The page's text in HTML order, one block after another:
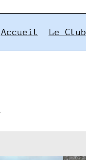
Accueil Le Club